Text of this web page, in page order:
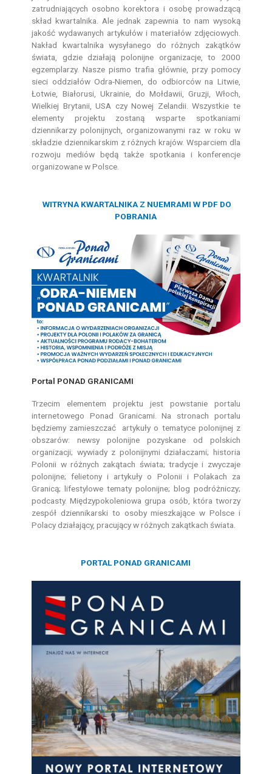
zatrudniających osobno korektora i osobę prowadzącą
skład kwartalnika. Ale jednak zapewnia to nam wysoką
jakość wydawanych artykułów i materiałów zdjęciowych.
Nakład kwartalnika wysyłanego do różnych zakątków
świata, gdzie działają polonijne organizacje, to 2000
egzemplarzy. Nasze pismo trafia głównie, przy pomocy
sieci oddziałów Odra-Niemen, do odbiorców na Litwie,
Łotwie, Białorusi, Ukrainie, do Mołdawii, Gruzji, Włoch,
Wielkiej Brytanii, USA czy Nowej Zelandii. Wszystkie te
elementy projektu zostaną wsparte spotkaniami
dziennikarzy polonijnych, organizowanymi raz w roku w
składzie dziennikarskim z różnych krajów. Wsparciem dla
rozwoju mediów będą także spotkania i konferencje
organizowane w Polsce.
WITRYNA KWARTALNIKA Z NUEMRAMI W PDF DO
POBRANIA
Portal PONAD GRANICAMI
Trzecim elementem projektu jest powstanie portalu
internetowego Ponad Granicami. Na stronach portalu
będziemy zamieszczać artykuły o tematyce polonijnej z
obszarów: newsy polonijne pozyskane od polskich
organizacji; wywiady z polonijnymi działaczami; historia
Polonii w różnych zakątach świata; tradycje i zwyczaje
polonijne; felietony i artykuły o Polonii i Polakach za
Granicą; lifestylowe tematy polonijne; blog podróżniczy;
podcasty. Międzypokoleniowa grupa osób, która tworzy
zespół dziennikarski to osoby mieszkające w Polsce i
Polacy działający, pracujący w różnych zakątkach świata.
PORTAL PONAD GRANICAMI